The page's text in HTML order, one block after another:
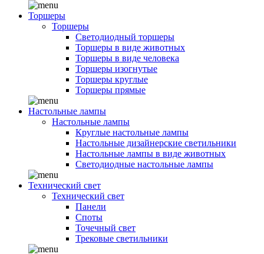
Торшеры
Торшеры
Светодиодный торшеры
Торшеры в виде животных
Торшеры в виде человека
Торшеры изогнутые
Торшеры круглые
Торшеры прямые
Настольные лампы
Настольные лампы
Круглые настольные лампы
Настольные дизайнерские светильники
Настольные лампы в виде животных
Светодиодные настольные лампы
Технический свет
Технический свет
Панели
Споты
Точечный свет
Трековые светильники